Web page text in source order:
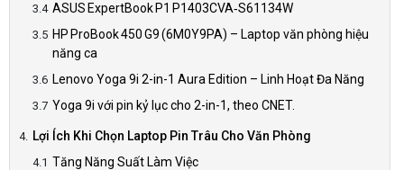
ASUS ExpertBook P1 P1403CVA‑S61134W
HP ProBook 450 G9 (6M0Y9PA) – Laptop văn phòng hiệu
năng ca
Lenovo Yoga 9i 2-in-1 Aura Edition – Linh Hoạt Đa Năng
Yoga 9i với pin kỷ lục cho 2-in-1, theo CNET.
Lợi Ích Khi Chọn Laptop Pin Trâu Cho Văn Phòng
Tăng Năng Suất Làm Việc